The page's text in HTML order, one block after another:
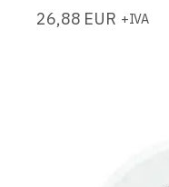
26,88 EUR +IVA